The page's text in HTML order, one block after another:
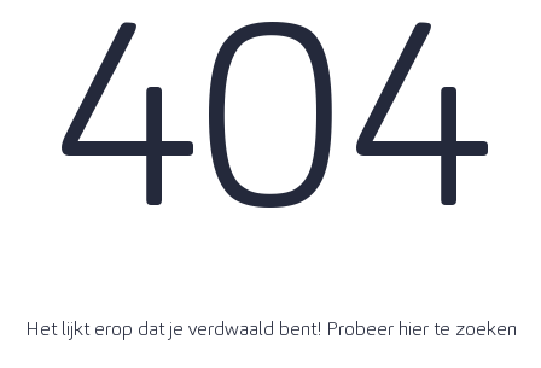
404
Het lijkt erop dat je verdwaald bent! Probeer hier te zoeken